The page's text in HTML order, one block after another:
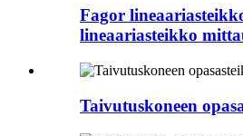
Fagor
lineaariasteikko
Taivutuskoneen